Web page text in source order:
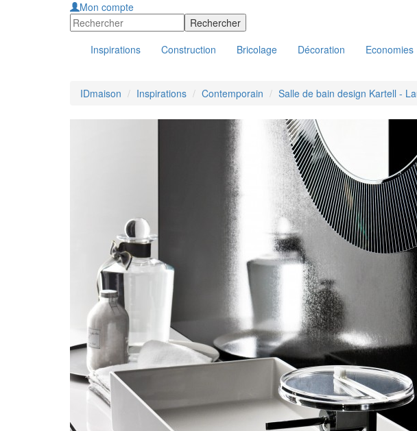
Mon compte
Inspirations Construction Bricolage Décoration Economies
IDmaison Inspirations Contemporain Salle de bain design Kartell -